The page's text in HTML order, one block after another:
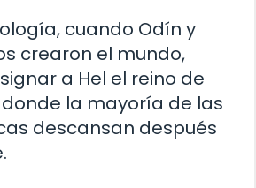
cuando Odín y
crearon el mundo,
a Hel el reino de
la mayoría de las
descansan después